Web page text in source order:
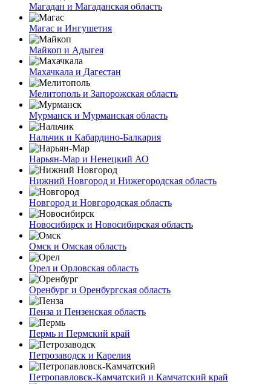
Магадан и Магаданская область
Магас и Ингушетия
Майкоп и Адыгея
Махачкала и Дагестан
Мелитополь и Запорожская область
Мурманск и Мурманская область
Нальчик и Кабардино-Балкария
Нарьян-Мар и Ненецкий АО
Нижний Новгород и Нижегородская область
Новгород и Новгородская область
Новосибирск и Новосибирская область
Омск и Омская область
Орел и Орловская область
Оренбург и Оренбургская область
Пенза и Пензенская область
Пермь и Пермский край
Петрозаводск и Карелия
Петропавловск-Камчатский и Камчатский край